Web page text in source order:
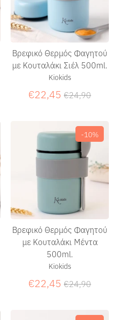
Βρεφικό Θερμός Φαγητού
με Κουταλάκι Σιέλ 500ml.
Kiokids
€22,45 Κανονική
€24,90
Βρεφικό Θερμός Φαγητού
με Κουταλάκι Μέντα
500ml.
Kiokids
€22,45 Κανονική
€24,90
-10%